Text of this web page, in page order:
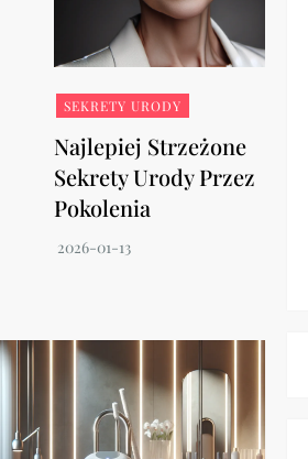
SEKRETY URODY
Najlepiej Strzeżone
Sekrety Urody Przez
Pokolenia